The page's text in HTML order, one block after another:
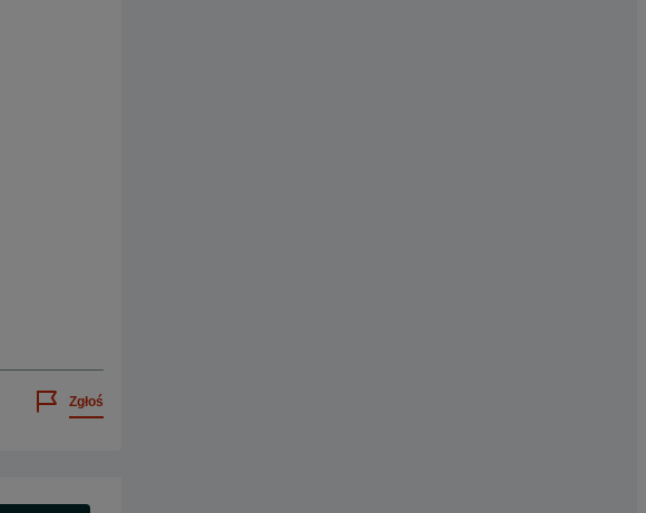
Zgłoś